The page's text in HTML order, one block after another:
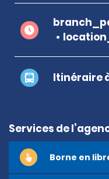
Itinéraire
Services de
Borne en